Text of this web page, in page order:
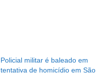
Policial militar é baleado em
tentativa de homicídio em São